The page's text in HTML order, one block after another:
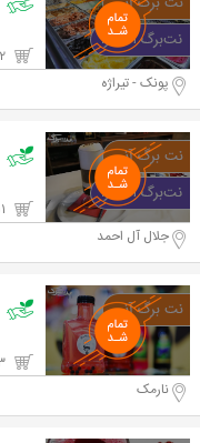
پونک - تیراژه
جلال آل احمد
نارمک